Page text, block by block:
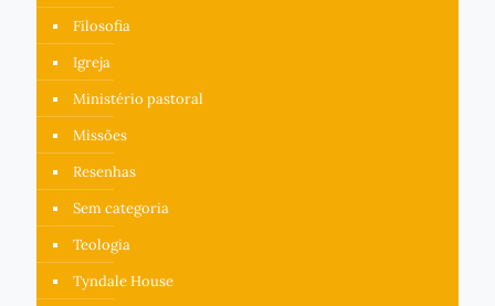
Filosofia
Igreja
Ministério pastoral
Missões
Resenhas
Sem categoria
Teologia
Tyndale House